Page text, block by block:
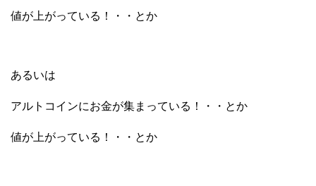
値が上がっている！・・とか
あるいは
アルトコインにお金が集まっている！・・とか
値が上がっている！・・とか